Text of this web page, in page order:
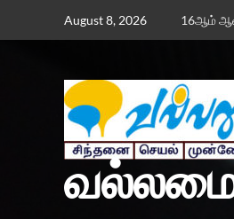
August 8, 2026 16ஆம்